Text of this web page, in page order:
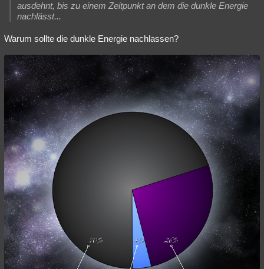
ausdehnt, bis zu einem Zeitpunkt an dem die dunkle Energie
nachlässt...
Warum sollte die dunkle Energie nachlassen?